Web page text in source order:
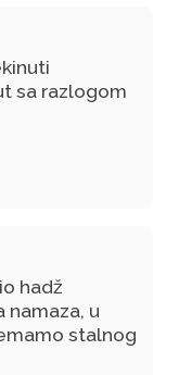
sa razlogom
hadž
namaza, u
stalnog